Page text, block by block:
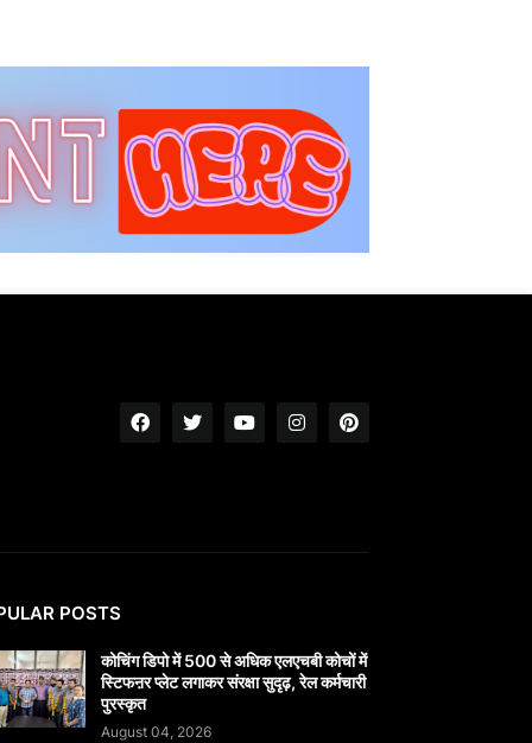
POSTS
कोचिंग डिपो में 500 से अधिक एलएचबी कोचों में
स्टिफऩर प्लेट लगाकर संरक्षा सुदृढ़, रेल कर्मचारी
पुरस्कृत
August 04, 2026